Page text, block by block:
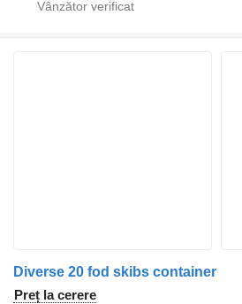
Diverse 20 fod skibs container
Preț la cerere